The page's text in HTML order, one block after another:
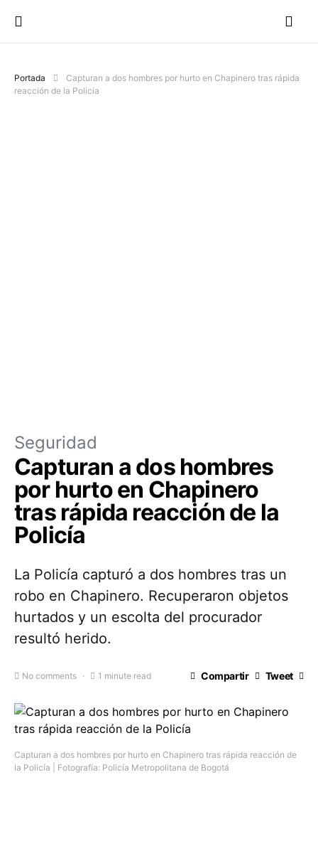
Portada
Capturan a dos hombres por hurto en Chapinero tras rápida
reacción de la Policía
Seguridad
Capturan a dos hombres
por hurto en Chapinero
tras rápida reacción de la
Policía
La Policía capturó a dos hombres tras un
robo en Chapinero. Recuperaron objetos
hurtados y un escolta del procurador
resultó herido.
No comments 1 minute read Compartir Tweet
Capturan a dos hombres por hurto en Chapinero tras rápida reacción de
la Policía | Fotografía: Policía Metropolitana de Bogotá